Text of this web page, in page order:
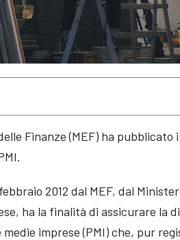
Finanze (MEF) ha
2012 dal MEF, dal
ha la finalità di assicurare la
imprese (PMI) che, pur